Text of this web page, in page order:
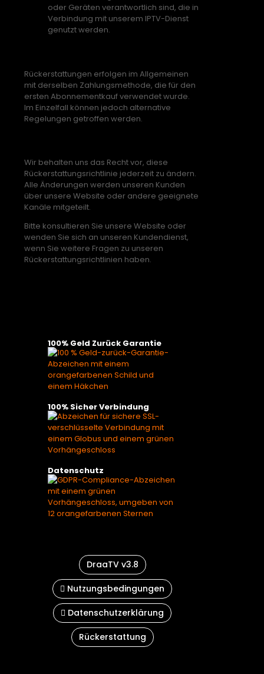
oder Geräten verantwortlich sind, die in
Verbindung mit unserem IPTV-Dienst
genutzt werden.
Rückerstattungen erfolgen im Allgemeinen
mit derselben Zahlungsmethode, die für den
ersten Abonnementkauf verwendet wurde.
Im Einzelfall können jedoch alternative
Regelungen getroffen werden.
Wir behalten uns das Recht vor, diese
Rückerstattungsrichtlinie jederzeit zu ändern.
Alle Änderungen werden unseren Kunden
über unsere Website oder andere geeignete
Kanäle mitgeteilt.
Bitte konsultieren Sie unsere Website oder
wenden Sie sich an unseren Kundendienst,
wenn Sie weitere Fragen zu unseren
Rückerstattungsrichtlinien haben.
100% Geld Zurück Garantie
100% Sicher Verbindung
Datenschutz
DraaTV v3.8
Nutzungsbedingungen
Datenschutzerklärung
Rückerstattung